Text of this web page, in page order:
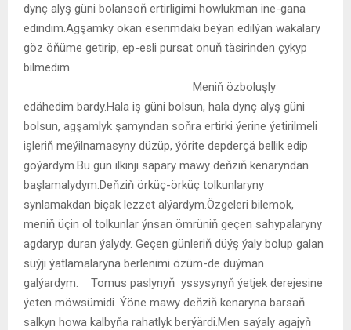
dynç alyş güni bolansoň ertirligimi howlukman ine-gana
edindim.Agşamky okan eserimdäki beýan edilýän wakalary
göz öňüme getirip, ep-esli pursat onuň täsirinden çykyp
bilmedim.
Meniň özboluşly
edähedim bardy.Hala iş güni bolsun, hala dynç alyş güni
bolsun, agşamlyk şamyndan soňra ertirki ýerine ýetirilmeli
işleriň meýilnamasyny düzüp, ýörite depderçä bellik edip
goýardym.Bu gün ilkinji sapary mawy deňziň kenaryndan
başlamalydym.Deňziň örküç-örküç tolkunlaryny
synlamakdan biçak lezzet alýardym.Özgeleri bilemok,
meniň üçin ol tolkunlar ýnsan ömrüniň geçen sahypalaryny
agdaryp duran ýalydy. Geçen günleriň düýş ýaly bolup galan
süýji ýatlamalaryna berlenimi özüm-de duýman
galýardym. Tomus paslynyň yssysynyň ýetjek derejesine
ýeten möwsümidi. Ýöne mawy deňziň kenaryna barsaň
salkyn howa kalbyňa rahatlyk berýärdi.Men saýaly agajyň